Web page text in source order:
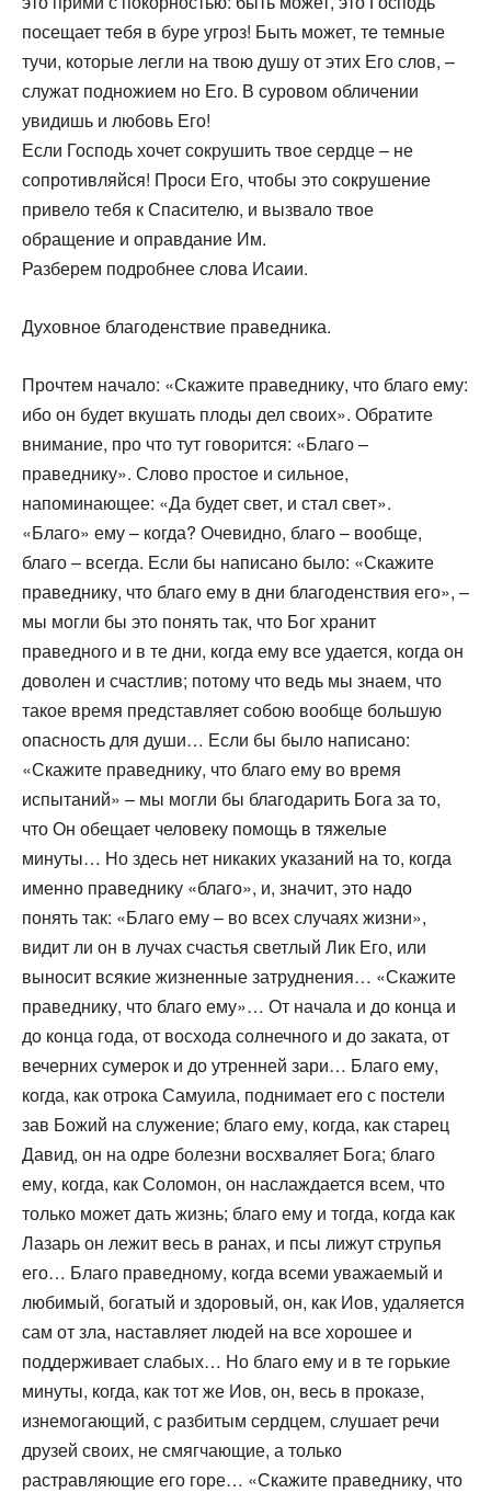
посещает тебя в буре угроз! Быть может, те темные
тучи, которые легли на твою душу от этих Его слов, –
служат подножием но Его. В суровом обличении
увидишь и любовь Его!
Если Господь хочет сокрушить твое сердце – не
сопротивляйся! Проси Его, чтобы это сокрушение
привело тебя к Спасителю, и вызвало твое
обращение и оправдание Им.
Разберем подробнее слова Исаии.
Духовное благоденствие праведника.
Прочтем начало: «Скажите праведнику, что благо ему:
ибо он будет вкушать плоды дел своих». Обратите
внимание, про что тут говорится: «Благо –
праведнику». Слово простое и сильное,
напоминающее: «Да будет свет, и стал свет».
«Благо» ему – когда? Очевидно, благо – вообще,
благо – всегда. Если бы написано было: «Скажите
праведнику, что благо ему в дни благоденствия его», –
мы могли бы это понять так, что Бог хранит
праведного и в те дни, когда ему все удается, когда он
доволен и счастлив; потому что ведь мы знаем, что
такое время представляет собою вообще большую
опасность для души… Если бы было написано:
«Скажите праведнику, что благо ему во время
испытаний» – мы могли бы благодарить Бога за то,
что Он обещает человеку помощь в тяжелые
минуты… Но здесь нет никаких указаний на то, когда
именно праведнику «благо», и, значит, это надо
понять так: «Благо ему – во всех случаях жизни»,
видит ли он в лучах счастья светлый Лик Его, или
выносит всякие жизненные затруднения… «Скажите
праведнику, что благо ему»… От начала и до конца и
до конца года, от восхода солнечного и до заката, от
вечерних сумерок и до утренней зари… Благо ему,
когда, как отрока Самуила, поднимает его с постели
зав Божий на служение; благо ему, когда, как старец
Давид, он на одре болезни восхваляет Бога; благо
ему, когда, как Соломон, он наслаждается всем, что
только может дать жизнь; благо ему и тогда, когда как
Лазарь он лежит весь в ранах, и псы лижут струпья
его… Благо праведному, когда всеми уважаемый и
любимый, богатый и здоровый, он, как Иов, удаляется
сам от зла, наставляет людей на все хорошее и
поддерживает слабых… Но благо ему и в те горькие
минуты, когда, как тот же Иов, он, весь в проказе,
изнемогающий, с разбитым сердцем, слушает речи
друзей своих, не смягчающие, а только
растравляющие его горе… «Скажите праведнику, что